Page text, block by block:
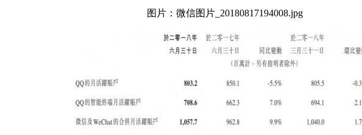
图片：微信图片_20180817194008.jpg